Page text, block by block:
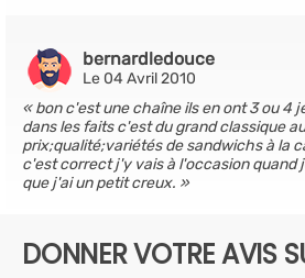
bernardledouce
Le 04 Avril 2010
bon c'est une chaîne ils en ont 3 ou 4
dans les faits c'est du grand classique
prix;qualité;variétés de sandwichs à la
c'est correct j'y vais à l'occasion quand
que j'ai un petit creux.
DONNER VOTRE AVIS